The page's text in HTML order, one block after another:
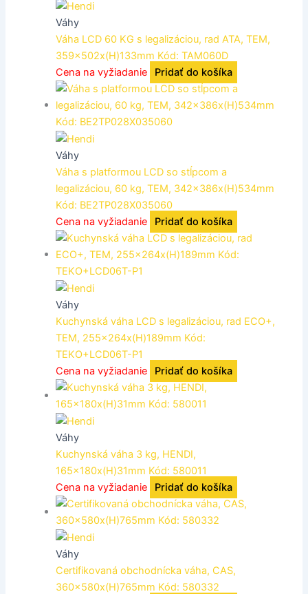
Váhy
Váha LCD 60 KG s legalizáciou, rad ATA, TEM,
359x502x(H)133mm Kód: TAM060D
Cena na vyžiadanie
Pridať do košíka
Váhy
Váha s platformou LCD so stĺpcom a
legalizáciou, 60 kg, TEM, 342x386x(H)534mm
Kód: BE2TP028X035060
Cena na vyžiadanie
Pridať do košíka
Váhy
Kuchynská váha LCD s legalizáciou, rad ECO+,
TEM, 255x264x(H)189mm Kód:
TEKO+LCD06T-P1
Cena na vyžiadanie
Pridať do košíka
Váhy
Kuchynská váha 3 kg, HENDI,
165x180x(H)31mm Kód: 580011
Cena na vyžiadanie
Pridať do košíka
Váhy
Certifikovaná obchodnícka váha, CAS,
360x580x(H)765mm Kód: 580332